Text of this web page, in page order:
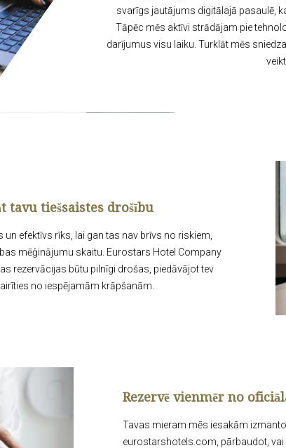
svarīgs jautājums digitālajā pasaulē,
Tāpēc mēs aktīvi strādājam pie
darījumus visu laiku. Turklāt mēs
tavu tiešsaistes drošību
efektīvs rīks, lai gan tas nav brīvs no riskiem,
mēģinājumu skaitu. Eurostars Hotel Company
rezervācijas būtu pilnīgi drošas, piedāvājot tev
no iespējamām krāpšanām.
Rezervē vienmēr no
Tavas mieram mēs iesakām
eurostarshotels.com, pārbaudot, vai